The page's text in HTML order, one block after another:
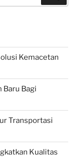
Kemacetan
Baru Bagi
Transportasi
Kualitas